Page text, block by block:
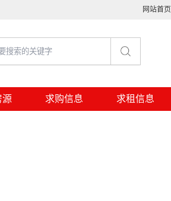
网站首页
源 求购信息 求租信息